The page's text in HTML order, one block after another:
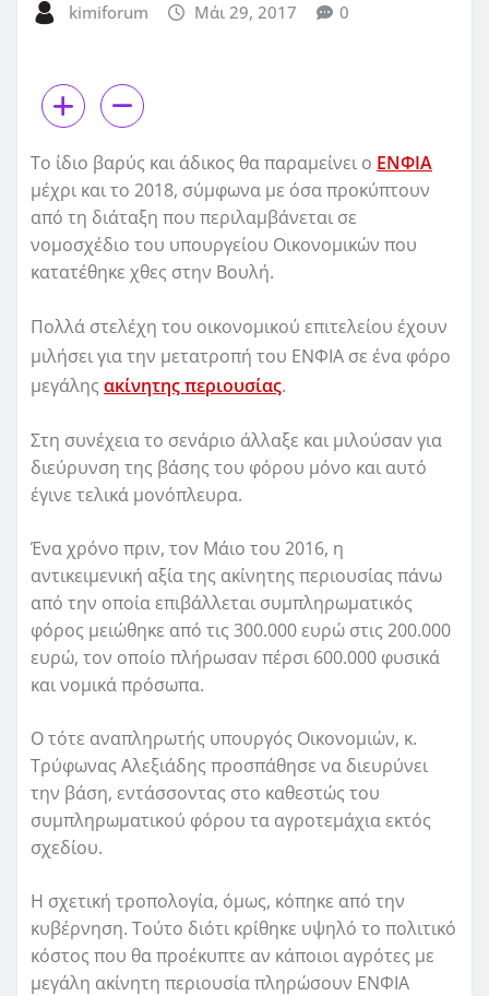
kimiforum Μάι 29, 2017 0
Το ίδιο βαρύς και άδικος θα παραμείνει ο ΕΝΦΙΑ
μέχρι και το 2018, σύμφωνα με όσα προκύπτουν
από τη διάταξη που περιλαμβάνεται σε
νομοσχέδιο του υπουργείου Οικονομικών που
κατατέθηκε χθες στην Βουλή.
Πολλά στελέχη του οικονομικού επιτελείου έχουν
μιλήσει για την μετατροπή του ΕΝΦΙΑ σε ένα φόρο
μεγάλης ακίνητης περιουσίας.
Στη συνέχεια το σενάριο άλλαξε και μιλούσαν για
διεύρυνση της βάσης του φόρου μόνο και αυτό
έγινε τελικά μονόπλευρα.
Ένα χρόνο πριν, τον Μάιο του 2016, η
αντικειμενική αξία της ακίνητης περιουσίας πάνω
από την οποία επιβάλλεται συμπληρωματικός
φόρος μειώθηκε από τις 300.000 ευρώ στις 200.000
ευρώ, τον οποίο πλήρωσαν πέρσι 600.000 φυσικά
και νομικά πρόσωπα.
Ο τότε αναπληρωτής υπουργός Οικονομιών, κ.
Τρύφωνας Αλεξιάδης προσπάθησε να διευρύνει
την βάση, εντάσσοντας στο καθεστώς του
συμπληρωματικού φόρου τα αγροτεμάχια εκτός
σχεδίου.
Η σχετική τροπολογία, όμως, κόπηκε από την
κυβέρνηση. Τούτο διότι κρίθηκε υψηλό το πολιτικό
κόστος που θα προέκυπτε αν κάποιοι αγρότες με
μεγάλη ακίνητη περιουσία πληρώσουν ΕΝΦΙΑ